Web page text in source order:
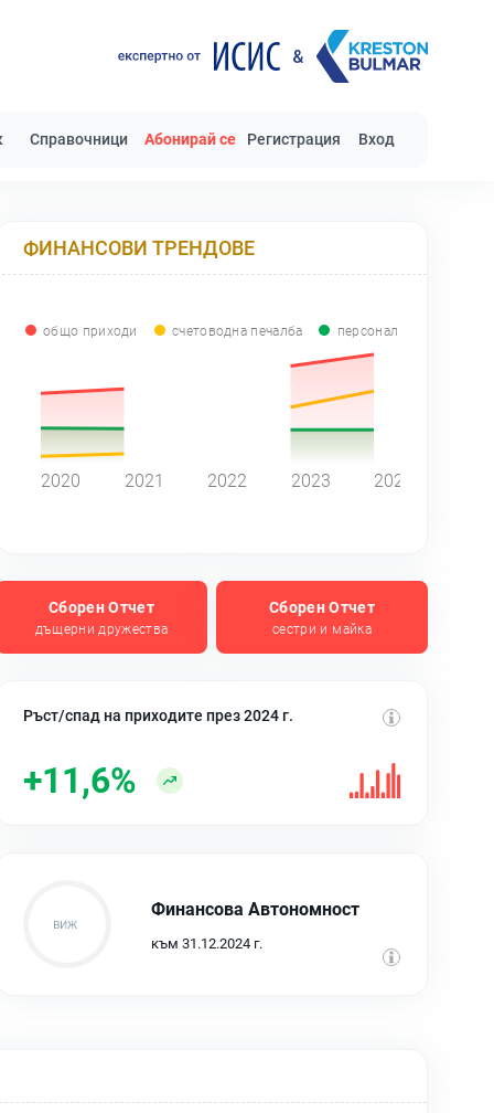
Справочници Абонирай се Регистрация Вход
ФИНАНСОВИ ТРЕНДОВЕ
общо приходи счетоводна печалба персонал
2020 2021 2022 2023 2024
Сборен Отчет
дъщерни дружества
Сборен Отчет
сестри и майка
Ръст/спад на приходите през 2024 г.
+11,6%
Финансова Автономност
към 31.12.2024 г.